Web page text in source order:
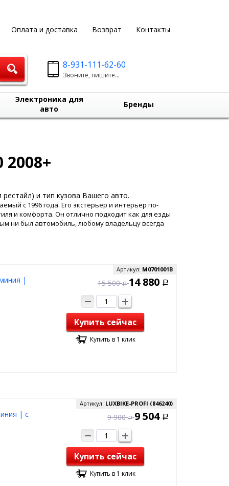
Оплата и доставка Возврат Контакты
8-931-111-62-60
Звоните, пишите...
Электроника для
авто
Бренды
и тип кузова Вашего авто.
с 1996 года. Его экстерьер и интерьер по-
и комфорта. Он отлично подходит как для езды
ни был автомобиль, любому владельцу всегда
|
Артикул: M0701001B
15 500 Р 14 880 Р
Купить сейчас
Купить в 1 клик
| с
Артикул: LUXBIKE-PROFI (846240)
9 900 Р 9 504 Р
Купить сейчас
Купить в 1 клик